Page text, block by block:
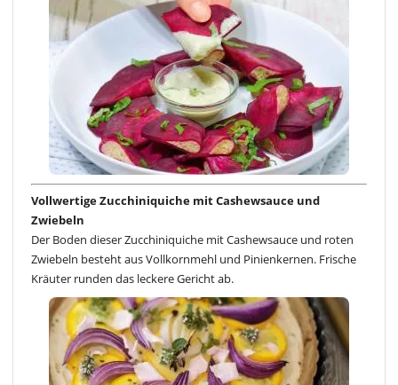
Vollwertige Zucchiniquiche mit Cashewsauce und
Zwiebeln
Der Boden dieser Zucchiniquiche mit Cashewsauce und roten
Zwiebeln besteht aus Vollkornmehl und Pinienkernen. Frische
Kräuter runden das leckere Gericht ab.